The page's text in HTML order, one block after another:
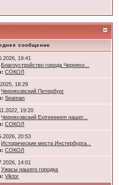
сообщение
19:41
Благоустройство города Черняхо...
СОКОЛ
18:29
Черняховский Петербург
Seaman
19:20
Черняховский Extreeeeem нашег...
СОКОЛ
20:53
Исторические места Инстербурга...
СОКОЛ
14:01
Ужасы нашего городка
Viktor